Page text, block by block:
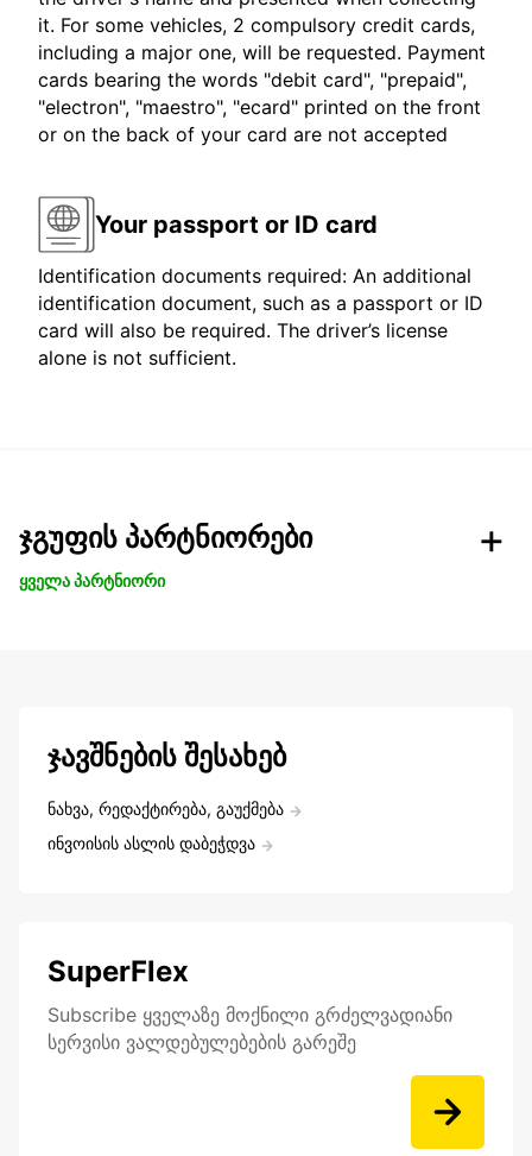
it. For some vehicles, 2 compulsory credit cards,
including a major one, will be requested. Payment
cards bearing the words "debit card", "prepaid",
"electron", "maestro", "ecard" printed on the front
or on the back of your card are not accepted
Your passport or ID card
Identification documents required: An additional
identification document, such as a passport or ID
card will also be required. The driver’s license
alone is not sufficient.
ჯგუფის პარტნიორები
ყველა პარტნიორი
ჯავშნების შესახებ
ნახვა, რედაქტირება, გაუქმება
ინვოისის ასლის დაბეჭდვა
SuperFlex
Subscribe ყველაზე მოქნილი გრძელვადიანი
სერვისი ვალდებულებების გარეშე